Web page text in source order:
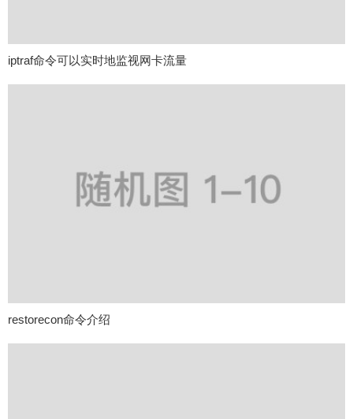
iptraf命令可以实时地监视网卡流量
restorecon命令介绍